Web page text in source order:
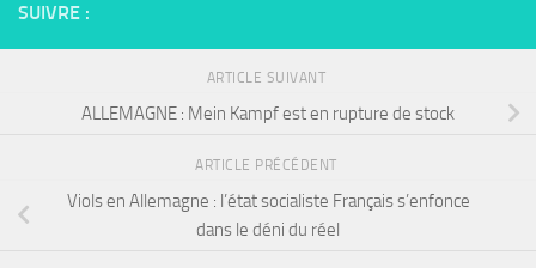
SUIVRE :
ARTICLE SUIVANT
ALLEMAGNE : Mein Kampf est en rupture de stock
ARTICLE PRÉCÉDENT
Viols en Allemagne : l’état socialiste Français s’enfonce
dans le déni du réel